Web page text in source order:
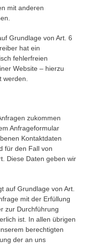
mit anderen
Grundlage von Art. 6
hat ein
fehlerfreien
Website – hierzu
zukommen
Anfrageformular
Kontaktdaten
für den Fall von
Diese Daten geben wir
auf Grundlage von Art.
mit der Erfüllung
zur Durchführung
ist. In allen übrigen
berechtigten
der an uns